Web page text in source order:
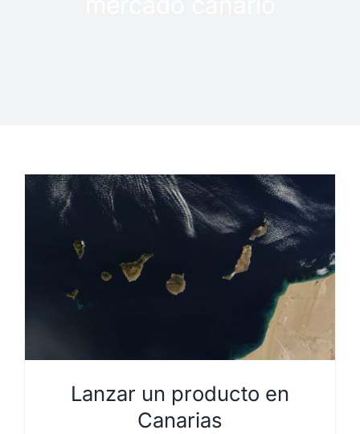
Lanzar un producto en
Canarias